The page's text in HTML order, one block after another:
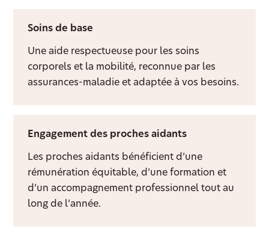
Soins de base
Une aide respectueuse pour les soins
corporels et la mobilité, reconnue par les
assurances-maladie et adaptée à vos besoins.
Engagement des proches aidants
Les proches aidants bénéficient d’une
rémunération équitable, d’une formation et
d’un accompagnement professionnel tout au
long de l’année.